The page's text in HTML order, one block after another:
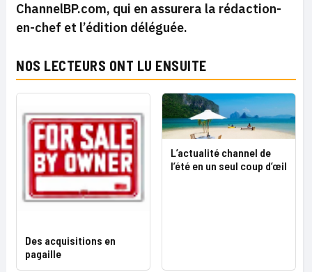
ChannelBP.com, qui en assurera la rédaction-
en-chef et l’édition déléguée.
NOS LECTEURS ONT LU ENSUITE
Des acquisitions en
pagaille
L’actualité channel de
l’été en un seul coup d’œil